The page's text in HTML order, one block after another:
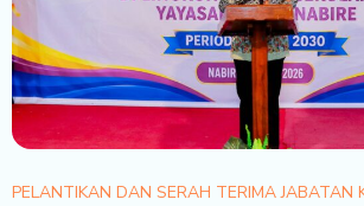
PELANTIKAN DAN SERAH TERIMA JABATAN